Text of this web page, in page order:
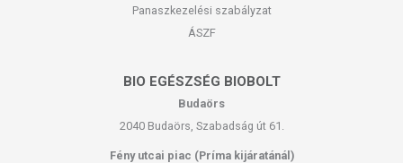
Panaszkezelési szabályzat
ÁSZF
BIO EGÉSZSÉG BIOBOLT
Budaörs
2040 Budaörs, Szabadság út 61.
Fény utcai piac (Príma kijáratánál)